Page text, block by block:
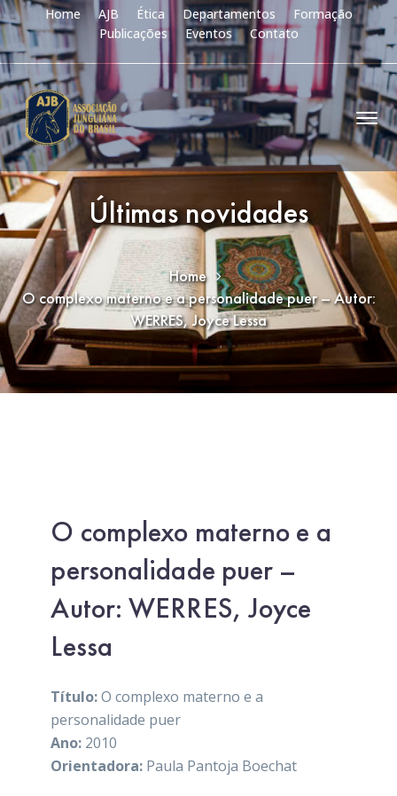
Home AJB Ética Departamentos
Formação
Publicações
Eventos Contato
Últimas novidades
Home
O complexo materno e a personalidade puer – Autor:
WERRES, Joyce Lessa
O complexo materno e a
personalidade puer –
Autor: WERRES, Joyce
Lessa
Título:O complexo materno e a
personalidade puer
Ano: 2010
Orientadora: Paula Pantoja Boechat